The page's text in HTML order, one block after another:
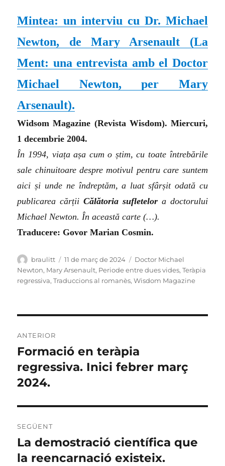
Mintea: un interviu cu Dr. Michael
Newton, de Mary Arsenault (La
Ment: una entrevista amb el Doctor
Michael Newton, per Mary
Arsenault).
Widsom Magazine (Revista Wisdom). Miercuri,
1 decembrie 2004.
În 1994, viața așa cum o știm, cu toate întrebările
sale chinuitoare despre motivul pentru care suntem
aici și unde ne îndreptăm, a luat sfârșit odată cu
publicarea cărțiiCălătoria sufletelora doctorului
Michael Newton. În această carte (…).
Traducere: Govor Marian Cosmin.
Autor
braulitt
Publicat
el
11 de març de 2024 Categories
Doctor Michael
Newton, Mary Arsenault, Periode entre dues vides,Teràpia
regressiva,Traduccions al romanès,Wisdom Magazine
d'entrades
ANTERIOR
Entrada
anterior:
Formació en teràpia
regressiva. Inici febrer març
2024.
SEGÜENT
Entrada
següent:
La demostració científica que
la reencarnació existeix.